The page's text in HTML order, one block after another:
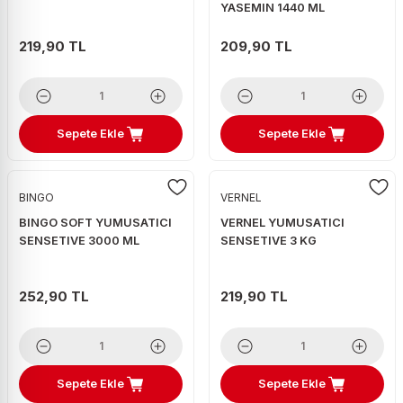
219,90 TL
Sepete Ekle
YASEMIN 1440 ML
209,90 TL
Sepete Ekle
BINGO
BINGO SOFT YUMUSATICI
SENSETIVE 3000 ML
252,90 TL
Sepete Ekle
VERNEL
VERNEL YUMUSATICI
SENSETIVE 3 KG
219,90 TL
Sepete Ekle